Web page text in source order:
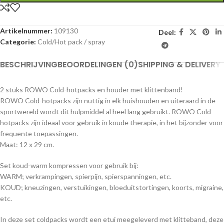
Artikelnummer: 109130
Categorie: Cold/Hot pack / spray
Deel:
BESCHRIJVINGBEOORDELINGEN (0)SHIPPING & DELIVERY
2 stuks ROWO Cold-hotpacks en houder met klittenband!
ROWO Cold-hotpacks zijn nuttig in elk huishouden en uiteraard in de
sportwereld wordt dit hulpmiddel al heel lang gebruikt. ROWO Cold-
hotpacks zijn ideaal voor gebruik in koude therapie, in het bijzonder voor
frequente toepassingen.
Maat: 12 x 29 cm.
Set koud-warm kompressen voor gebruik bij:
WARM; verkrampingen, spierpijn, spierspanningen, etc.
KOUD; kneuzingen, verstuikingen, bloeduitstortingen, koorts, migraine,
etc.
In deze set coldpacks wordt een etui meegeleverd met klitteband, deze